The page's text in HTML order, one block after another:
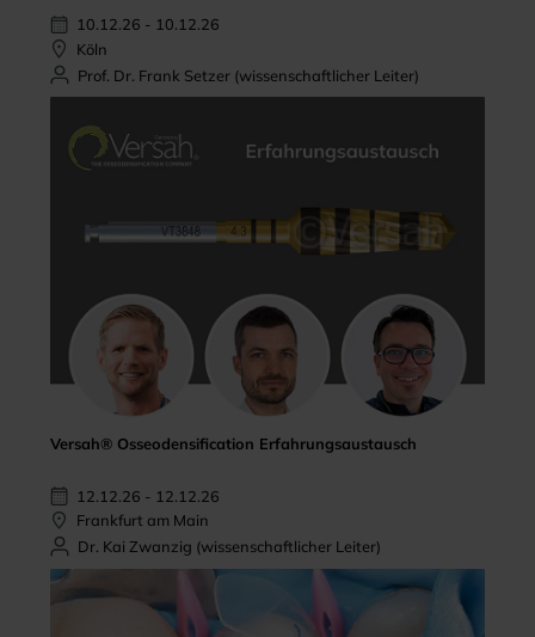
10.12.26 - 10.12.26
Köln
Prof. Dr. Frank Setzer (wissenschaftlicher Leiter)
Versah® Osseodensification Erfahrungsaustausch
12.12.26 - 12.12.26
Frankfurt am Main
Dr. Kai Zwanzig (wissenschaftlicher Leiter)